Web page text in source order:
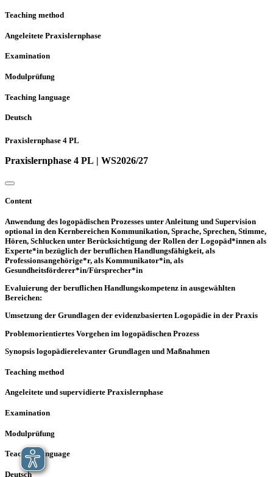
Teaching method
Angeleitete Praxislernphase
Examination
Modulprüfung
Teaching language
Deutsch
Praxislernphase 4 PL
Praxislernphase 4 PL | WS2026/27
Content
Anwendung des logopädischen Prozesses unter Anleitung und Supervision
optional in den Kernbereichen Kommunikation, Sprache, Sprechen, Stimme,
Hören, Schlucken unter Berücksichtigung der Rollen der Logopäd*innen als
Experte*in bezüglich der beruflichen Handlungsfähigkeit, als
Professionsangehörige*r, als Kommunikator*in, als
Gesundheitsförderer*in/Fürsprecher*in
Evaluierung der beruflichen Handlungskompetenz in ausgewählten
Bereichen:
Umsetzung der Grundlagen der evidenzbasierten Logopädie in der Praxis
Problemorientiertes Vorgehen im logopädischen Prozess
Synopsis logopädierelevanter Grundlagen und Maßnahmen
Teaching method
Angeleitete und supervidierte Praxislernphase
Examination
Modulprüfung
Teaching language
Deutsch